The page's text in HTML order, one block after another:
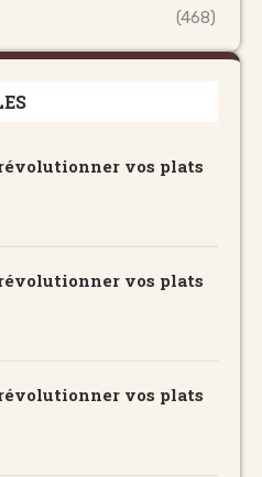
(468)
vos plats
vos plats
vos plats